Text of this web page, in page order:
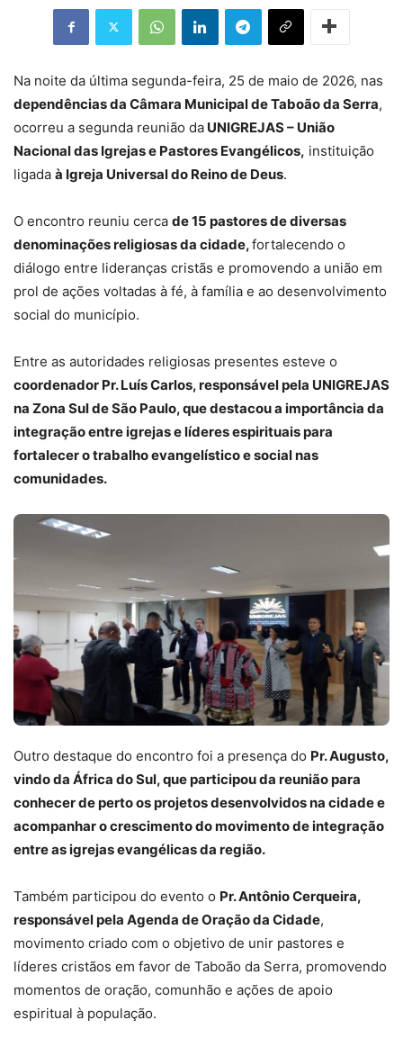
Na noite da última segunda-feira, 25 de maio de 2026, nas
dependências da Câmara Municipal de Taboão da Serra,
ocorreu a segunda reunião da UNIGREJAS – União
Nacional das Igrejas e Pastores Evangélicos, instituição
ligada à Igreja Universal do Reino de Deus.
O encontro reuniu cerca de 15 pastores de diversas
denominações religiosas da cidade,fortalecendo o
diálogo entre lideranças cristãs e promovendo a união em
prol de ações voltadas à fé, à família e ao desenvolvimento
social do município.
Entre as autoridades religiosas presentes esteve o
coordenador Pr. Luís Carlos, responsável pela UNIGREJAS
na Zona Sul de São Paulo, que destacou a importância da
integração entre igrejas e líderes espirituais para
fortalecer o trabalho evangelístico e social nas
comunidades.
Outro destaque do encontro foi a presença do Pr. Augusto,
vindo da África do Sul, que participou da reunião para
conhecer de perto os projetos desenvolvidos na cidade e
acompanhar o crescimento do movimento de integração
entre as igrejas evangélicas da região.
Também participou do evento o Pr. Antônio Cerqueira,
responsável pela Agenda de Oração da Cidade,
movimento criado com o objetivo de unir pastores e
líderes cristãos em favor de Taboão da Serra, promovendo
momentos de oração, comunhão e ações de apoio
espiritual à população.